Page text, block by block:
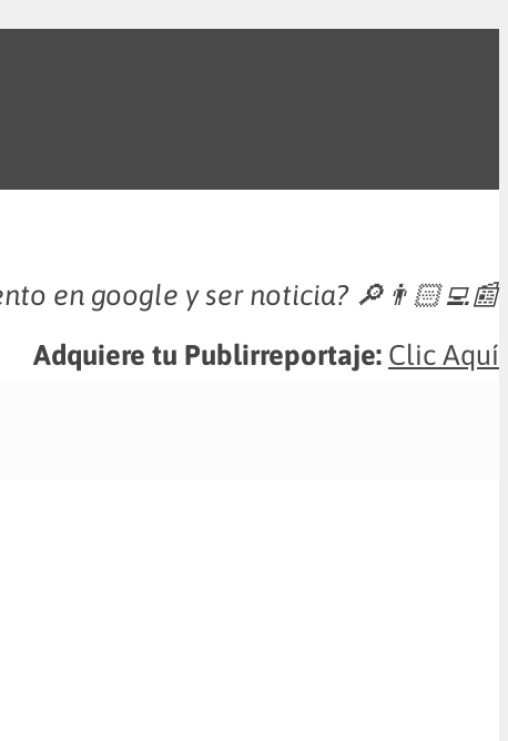
en google y ser noticia? 🔎👨🏻‍💻📰
Adquiere tu Publirreportaje: Clic Aquí